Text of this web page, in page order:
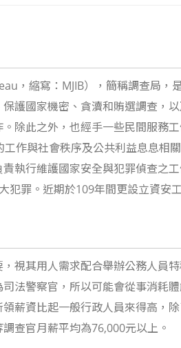
，縮寫： MJIB），簡稱調查局 ，
護國家機密、貪瀆和賄選調查，
除此之外，也經手一些民間服務
作與社會秩序及公共利益息息相
執行維護國家安全與犯罪偵查之
罪。近期於109年間更設立資安
視其用人需求配合舉辦公務人員
法警察官，所以可能會從事消耗
薪資比起一般行政人員來得高，
查官月薪平均為76,000元以上。